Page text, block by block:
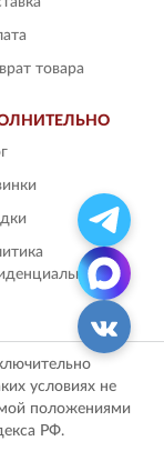
товара
условиях не
положениями
РФ.